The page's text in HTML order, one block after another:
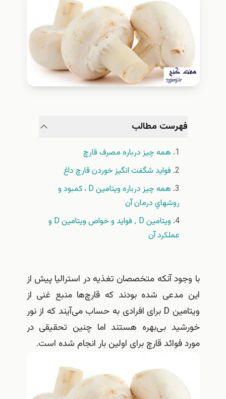
فهرست مطالب
همه چیز درباره مصرف قارچ
فواید شگفت انگیز خوردن قارچ داغ
همه چيز درباره ويتامين D ، كمبود و
روشهاي درمان آن
ویتامین D ٬ فواید و خواص ویتامین D و
عملکرد آن
با وجود آنکه متخصصان تغذیه در استرالیا پیش از
این مدعی شده بودند که قارچ‌ها منبع غنی از
ویتامین D برای افرادی به حساب می‌آیند که از نور
خورشید بی‌بهره هستند اما چنین تحقیقی در
مورد فوائد قارچ برای اولین بار انجام شده است.